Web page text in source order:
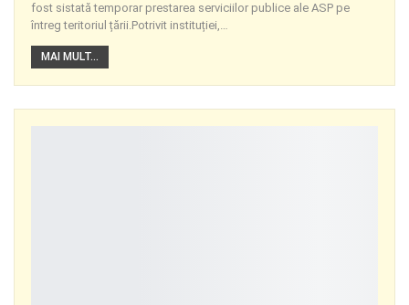
fost sistată temporar prestarea serviciilor publice ale ASP pe
întreg teritoriul țării.Potrivit instituției,…
MAI MULT...